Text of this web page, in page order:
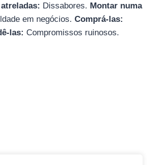
Dissabores. Montar numa
em negócios. Comprá-las:
las: Compromissos ruinosos.